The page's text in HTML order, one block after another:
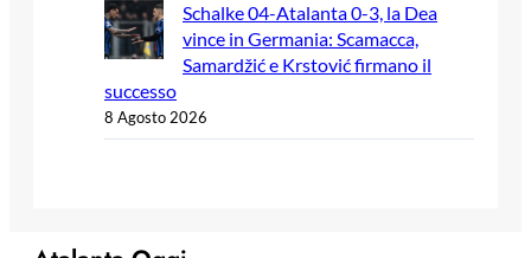
Schalke 04-Atalanta 0-3, la Dea
vince in Germania: Scamacca,
Samardžić e Krstović firmano il
successo
8 Agosto 2026